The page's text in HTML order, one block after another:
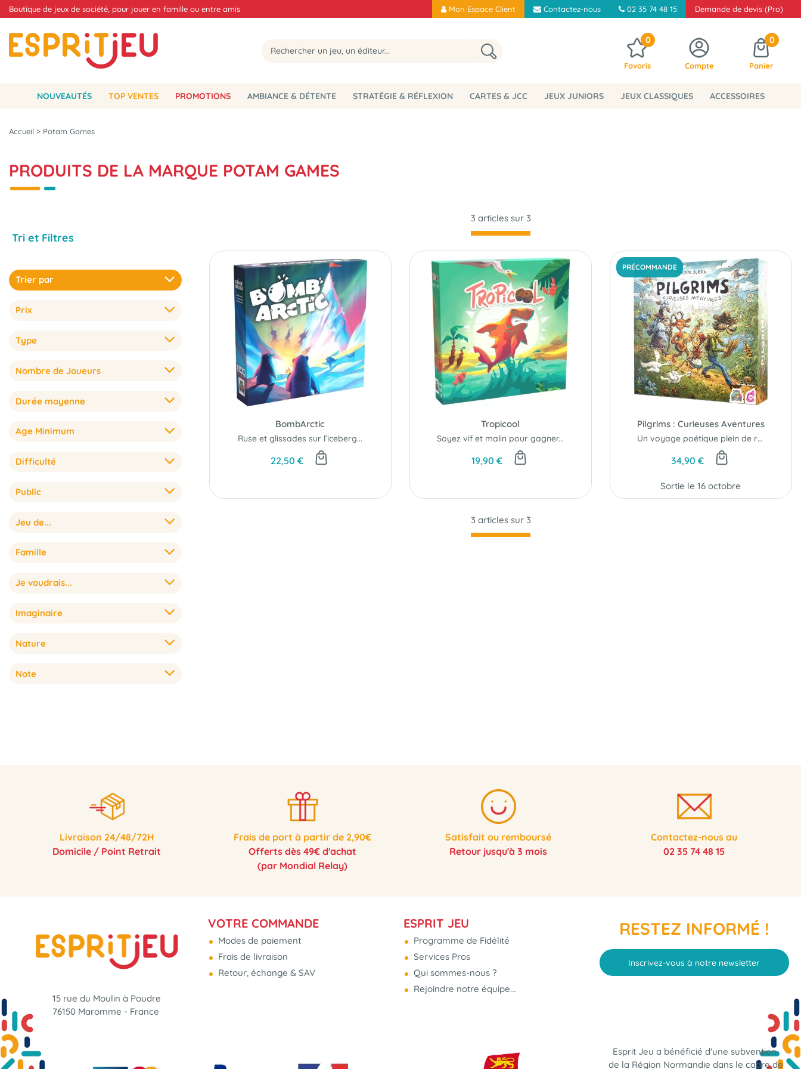
Boutique de jeux de société, pour jouer en famille ou entre amis Mon Espace Client Contactez-nous 02 35 74 48 15 Demande de devis (Pro)
0
Favoris Compte
0
Panier
NOUVEAUTÉS TOP VENTES PROMOTIONS AMBIANCE & DÉTENTE STRATÉGIE & RÉFLEXION CARTES & JCC JEUX JUNIORS JEUX CLASSIQUES ACCESSOIRES
Accueil > Potam Games
PRODUITS DE LA MARQUE POTAM GAMES
Tri et Filtres
Trier par
Prix
Type
Nombre de Joueurs
Durée moyenne
Age Minimum
Difficulté
Public
Jeu de...
Famille
Je voudrais...
Imaginaire
Nature
Note
3 articles sur 3
BombArctic
Ruse et glissades sur l’iceberg...
22,50 €
Tropicool
Soyez vif et malin pour gagner...
19,90 €
PRÉCOMMANDE
Pilgrims : Curieuses Aventures
Un voyage poétique plein de rencontres...
34,90 €
Sortie le 16 octobre
3 articles sur 3
Livraison 24/48/72H
Domicile / Point Retrait
Frais de port à partir de 2,90€
Offerts dès 49€ d'achat
(par Mondial Relay)
Satisfait ou remboursé
Retour jusqu'à 3 mois
Contactez-nous au
02 35 74 48 15
15 rue du Moulin à Poudre
76150 Maromme - France
VOTRE COMMANDE
Modes de paiement
Frais de livraison
Retour, échange & SAV
ESPRIT JEU
Programme de Fidélité
Services Pros
Qui sommes-nous ?
Rejoindre notre équipe...
RESTEZ INFORMÉ !
Inscrivez-vous à notre newsletter
Esprit Jeu a bénéficié d'une subvention
de la Région Normandie dans le cadre de